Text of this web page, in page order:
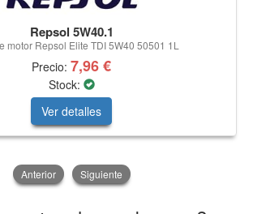
Repsol 5W40.1
motor Repsol Elite TDI 5W40 50501 1L
Precio: 7,96 €
Stock:
Ver detalles
Anterior Siguiente